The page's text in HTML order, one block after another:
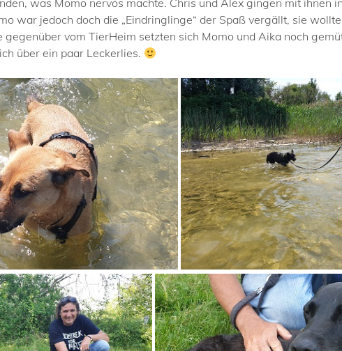
was Momo nervös machte. Chris und Alex gingen mit ihnen
war jedoch doch die „Eindringlinge“ der Spaß vergällt, sie
vom TierHeim setzten sich Momo und Aika noch
über ein paar Leckerlies.